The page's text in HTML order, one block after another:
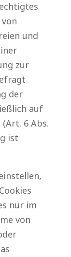
und
zur
der
auf
6 Abs.
ist
nur im
von